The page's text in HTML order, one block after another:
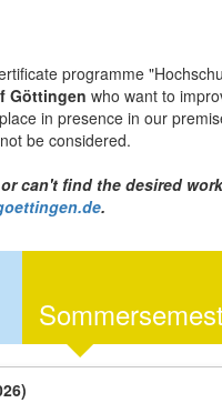
programme
Göttingen who want to
in presence in our
be considered.
can't find the desired
.